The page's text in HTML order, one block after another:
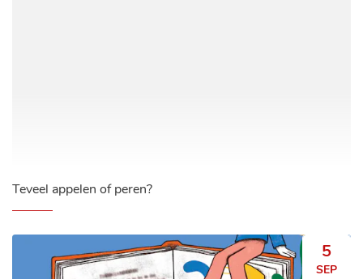
Teveel appelen of peren?
5
SEP